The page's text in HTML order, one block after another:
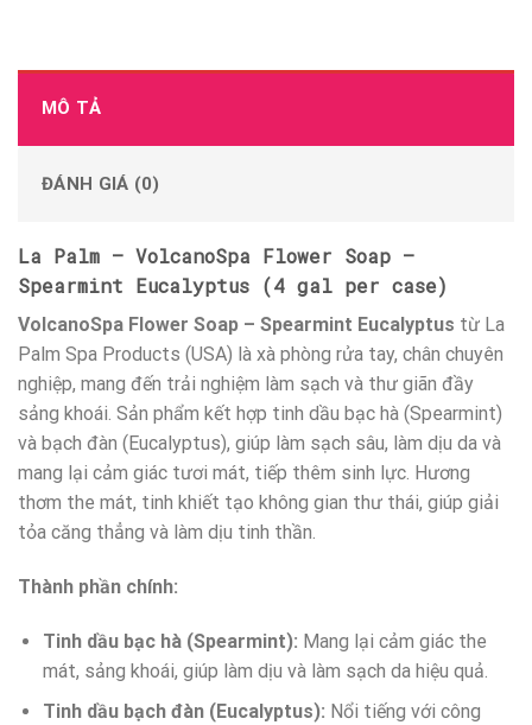
MÔ TẢ
ĐÁNH GIÁ (0)
La Palm – VolcanoSpa Flower Soap –
Spearmint Eucalyptus (4 gal per case)
VolcanoSpa Flower Soap – Spearmint Eucalyptus từ La
Palm Spa Products (USA) là xà phòng rửa tay, chân chuyên
nghiệp, mang đến trải nghiệm làm sạch và thư giãn đầy
sảng khoái. Sản phẩm kết hợp tinh dầu bạc hà (Spearmint)
và bạch đàn (Eucalyptus), giúp làm sạch sâu, làm dịu da và
mang lại cảm giác tươi mát, tiếp thêm sinh lực. Hương
thơm the mát, tinh khiết tạo không gian thư thái, giúp giải
tỏa căng thẳng và làm dịu tinh thần.
Thành phần chính:
Tinh dầu bạc hà (Spearmint): Mang lại cảm giác the
mát, sảng khoái, giúp làm dịu và làm sạch da hiệu quả.
Tinh dầu bạch đàn (Eucalyptus): Nổi tiếng với công